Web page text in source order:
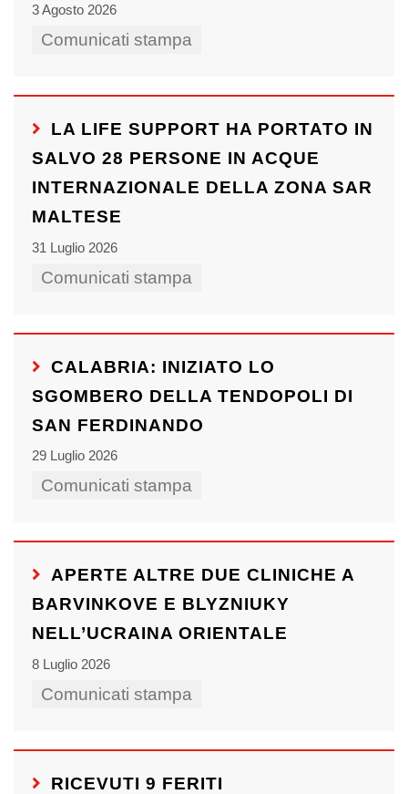
3 Agosto 2026
Comunicati stampa
LA LIFE SUPPORT HA PORTATO IN
SALVO 28 PERSONE IN ACQUE
INTERNAZIONALE DELLA ZONA SAR
MALTESE
31 Luglio 2026
Comunicati stampa
CALABRIA: INIZIATO LO
SGOMBERO DELLA TENDOPOLI DI
SAN FERDINANDO
29 Luglio 2026
Comunicati stampa
APERTE ALTRE DUE CLINICHE A
BARVINKOVE E BLYZNIUKY
NELL’UCRAINA ORIENTALE
8 Luglio 2026
Comunicati stampa
RICEVUTI 9 FERITI